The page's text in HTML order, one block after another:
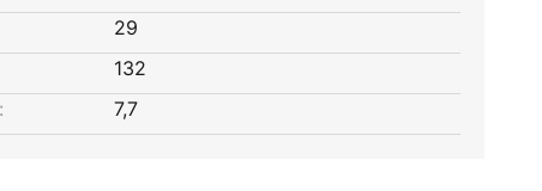
29
132
7,7